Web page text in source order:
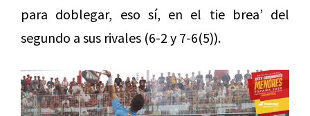
para doblegar, eso sí, en el tie brea’ del
segundo a sus rivales (6-2 y 7-6(5)).